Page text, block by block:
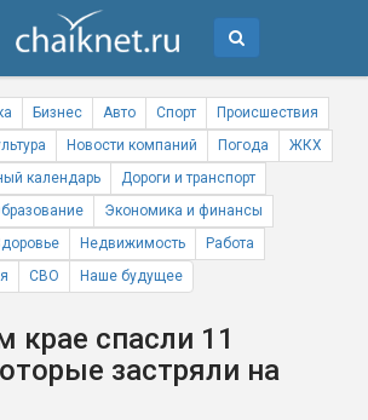
Бизнес Авто Спорт
Происшествия
Новости компаний Погода
ЖКХ
календарь
Дороги и транспорт
Экономика и финансы
Недвижимость
Работа
СВО Наше будущее
крае спасли 11
застряли на